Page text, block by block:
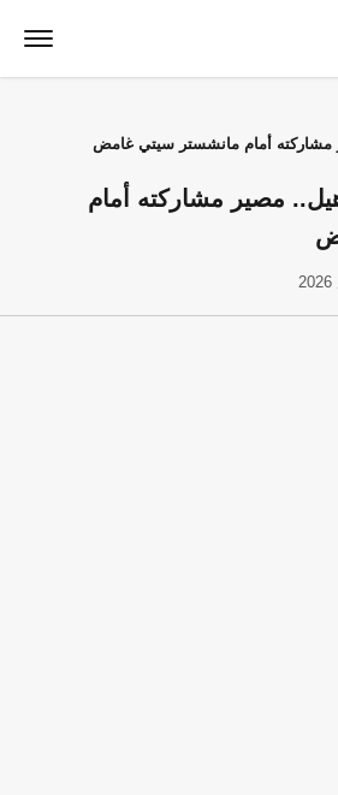
مشاركته أمام مانشستر سيتي غامض
مصير مشاركته أمام